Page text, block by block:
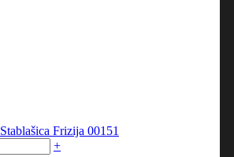
Stablašica Frizija 00151
+